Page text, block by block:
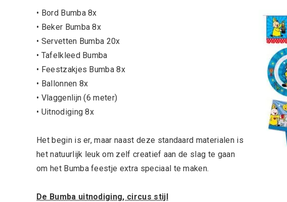
• Bord Bumba 8x
• Beker Bumba 8x
• Servetten Bumba 20x
• Tafelkleed Bumba
• Feestzakjes Bumba 8x
• Ballonnen 8x
• Vlaggenlijn (6 meter)
• Uitnodiging 8x
Het begin is er, maar naast deze standaard materialen is
het natuurlijk leuk om zelf creatief aan de slag te gaan
om het Bumba feestje extra speciaal te maken.
De Bumba uitnodiging, circus stijl